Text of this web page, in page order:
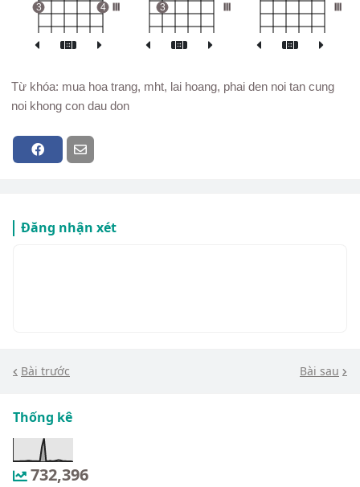
3 4 3
Từ khóa: mua hoa trang, mht, lai hoang, phai den noi tan cung
noi khong con dau don
Đăng nhận xét
Bài trước Bài sau
Thống kê
732,396